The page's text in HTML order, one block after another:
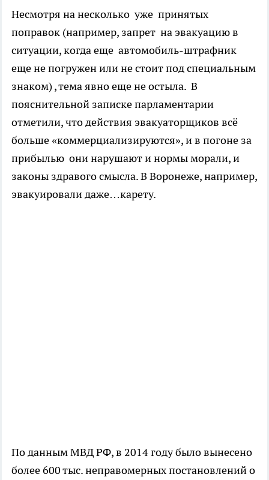
Несмотря на несколько уже принятых
поправок (например, запрет на эвакуацию в
ситуации, когда еще автомобиль-штрафник
еще не погружен или не стоит под специальным
знаком) , тема явно еще не остыла. В
пояснительной записке парламентарии
отметили, что действия эвакуаторщиков всё
больше «коммерциализируются», и в погоне за
прибылью они нарушают и нормы морали, и
законы здравого смысла. В Воронеже, например,
эвакуировали даже…карету.
По данным МВД РФ, в 2014 году было вынесено
более 600 тыс. неправомерных постановлений о